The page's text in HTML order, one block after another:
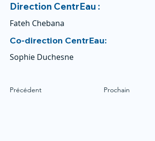
Direction CentrEau :
Fateh Chebana
Co-direction CentrEau:
Sophie Duchesne
Précédent Prochain